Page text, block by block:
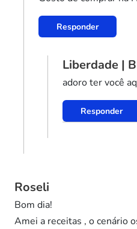
Responder
Liberdade |
adoro ter você
Responder
Roseli
Bom dia!
Amei a receitas , o cenário